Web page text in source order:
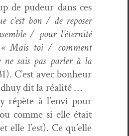
de pudeur dans ces
c’est bon / de repos­er
/ pour l’éternité
« Mais toi / com­ment
ne sais pas par­ler à la
C’est avec bon­heur
dit la réalité …
répète à l’envi pour
comme si elle était
elle l’est). Ce qu’elle